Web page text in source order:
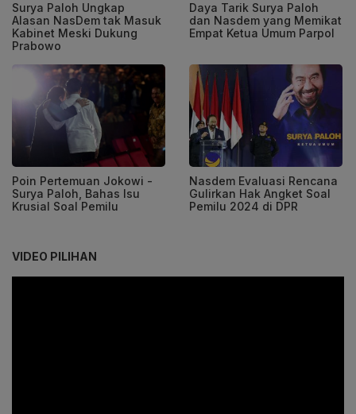
Surya Paloh Ungkap
Alasan NasDem tak Masuk
Kabinet Meski Dukung
Prabowo
Daya Tarik Surya Paloh
dan Nasdem yang Memikat
Empat Ketua Umum Parpol
Poin Pertemuan Jokowi -
Surya Paloh, Bahas Isu
Krusial Soal Pemilu
Nasdem Evaluasi Rencana
Gulirkan Hak Angket Soal
Pemilu 2024 di DPR
VIDEO PILIHAN